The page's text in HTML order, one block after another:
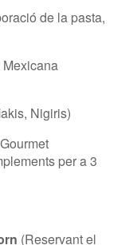
de la pasta,
Nigiris)
per a 3
(Reservant el